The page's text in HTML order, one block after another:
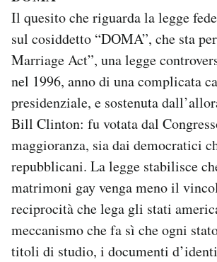
Il quesito che riguarda la legge
sul cosiddetto “DOMA”, che sta
Marriage Act”, una legge
nel 1996, anno di una complicata
presidenziale, e sostenuta
Bill Clinton: fu votata dal
maggioranza, sia dai democratici
repubblicani. La legge stabilisce
matrimoni gay venga meno il
reciprocità che lega gli stati
meccanismo che fa sì che ogni
titoli di studio, i documenti